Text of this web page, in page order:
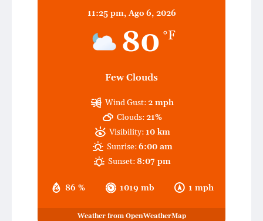
11:25 pm, Ago 6, 2026
80 °F
Few Clouds
86 % 1019 mb 1 mph
Wind Gust:2 mph
Clouds:21%
Visibility: 10 km
Sunrise:6:00 am
Sunset:8:07 pm
Weather from OpenWeatherMap